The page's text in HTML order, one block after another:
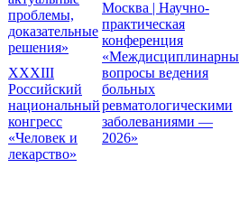
проблемы,
доказательные
решения»
XXXIII
Российский
национальный
конгресс
«Человек и
лекарство»
Москва | Научно-
практическая
конференция
вопросы ведения
больных
ревматологическими
заболеваниями —
2026»